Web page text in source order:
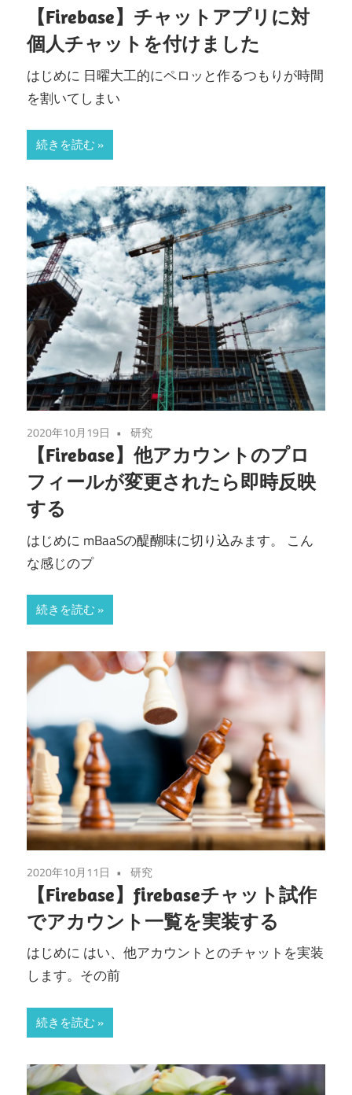
【Firebase】チャットアプリに対
個人チャットを付けました
はじめに 日曜大工的にペロッと作るつもりが時間
を割いてしまい
続きを読む
2020年10月19日 研究
【Firebase】他アカウントのプロ
フィールが変更されたら即時反映
する
はじめに mBaaSの醍醐味に切り込みます。 こん
な感じのプ
続きを読む
2020年10月11日 研究
【Firebase】firebaseチャット試作
でアカウント一覧を実装する
はじめに はい、他アカウントとのチャットを実装
します。その前
続きを読む